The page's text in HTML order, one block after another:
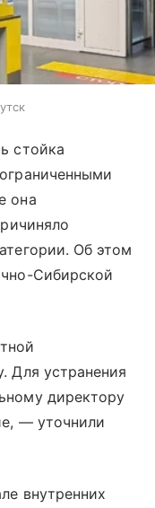
стойка
она
Об этом
Сибирской
Для устранения
директору
— уточнили
внутренних